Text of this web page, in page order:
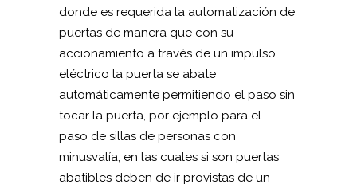
donde es requerida la automatización de
puertas de manera que con su
accionamiento a través de un impulso
eléctrico la puerta se abate
automáticamente permitiendo el paso sin
tocar la puerta, por ejemplo para el
paso de sillas de personas con
minusvalía, en las cuales si son puertas
abatibles deben de ir provistas de un